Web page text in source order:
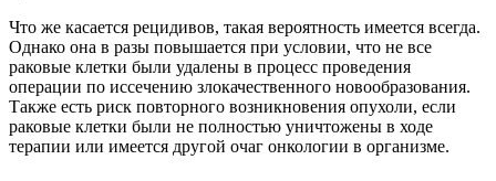
Что же касается рецидивов, такая вероятность имеется всегда.
Однако она в разы повышается при условии, что не все
раковые клетки были удалены в процесс проведения
операции по иссечению злокачественного новообразования.
Также есть риск повторного возникновения опухоли, если
раковые клетки были не полностью уничтожены в ходе
терапии или имеется другой очаг онкологии в организме.